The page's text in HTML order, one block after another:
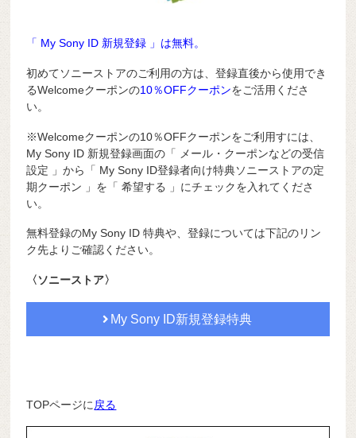
「 My Sony ID 新規登録 」は無料。
初めてソニーストアのご利用の方は、登録直後から使用でき
るWelcomeクーポンの10％OFFクーポンをご活用くださ
い。
※Welcomeクーポンの10％OFFクーポンをご利用すには、
My Sony ID 新規登録画面の「 メール・クーポンなどの受信
設定 」から「 My Sony ID登録者向け特典ソニーストアの定
期クーポン 」を「 希望する 」にチェックを入れてくださ
い。
無料登録のMy Sony ID 特典や、登録については下記のリン
ク先よりご確認ください。
〈ソニーストア〉
My Sony ID新規登録特典
TOPページに 戻る